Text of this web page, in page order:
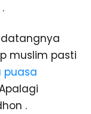
muslim pasti
puasa
.